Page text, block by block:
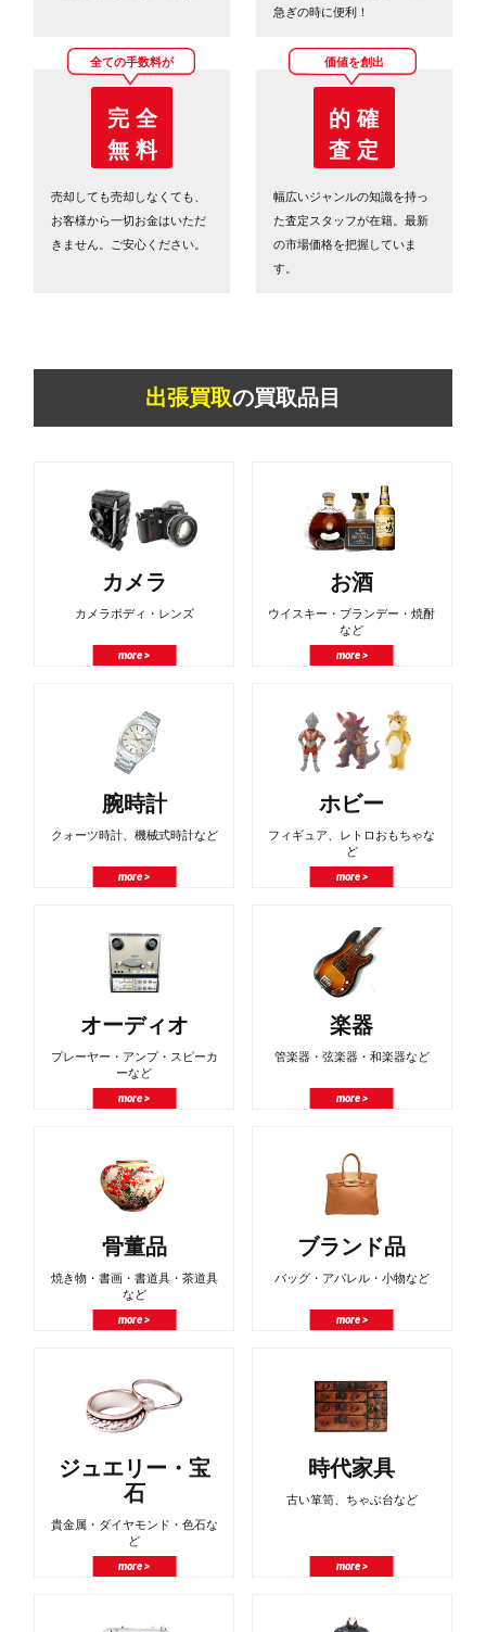
急ぎの時に便利！
全ての手数料が
完 全
無 料
売却しても売却しなくても、
お客様から一切お金はいただ
きません。ご安心ください。
価値を創出
的 確
査 定
幅広いジャンルの知識を持っ
た査定スタッフが在籍。最新
の市場価格を把握していま
す。
出張買取の買取品目
カメラ
カメラボディ・レンズ
more >
お酒
ウイスキー・ブランデー・焼酎
など
more >
腕時計
クォーツ時計、機械式時計など
more >
ホビー
フィギュア、レトロおもちゃな
ど
more >
オーディオ
プレーヤー・アンプ・スピーカ
ーなど
more >
楽器
管楽器・弦楽器・和楽器など
more >
骨董品
焼き物・書画・書道具・茶道具
など
more >
ブランド品
バッグ・アパレル・小物など
more >
ジュエリー・宝
石
貴金属・ダイヤモンド・色石な
ど
more >
時代家具
古い箪笥、ちゃぶ台など
more >